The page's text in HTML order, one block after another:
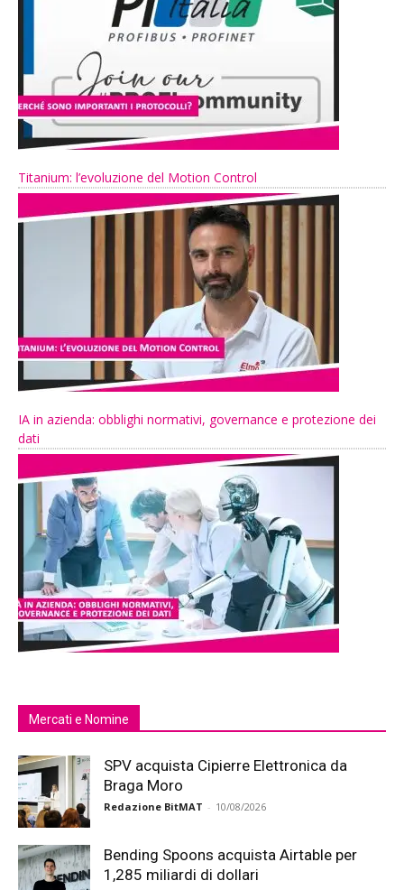
Titanium: l’evoluzione del Motion Control
IA in azienda: obblighi normativi, governance e protezione dei
dati
Mercati e Nomine
SPV acquista Cipierre Elettronica da
Braga Moro
Redazione BitMAT - 10/08/2026
Bending Spoons acquista Airtable per
1,285 miliardi di dollari